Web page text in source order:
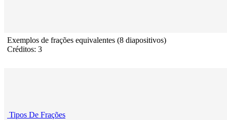
Exemplos de frações equivalentes (8 diapositivos)
Créditos: 3
Tipos De Frações